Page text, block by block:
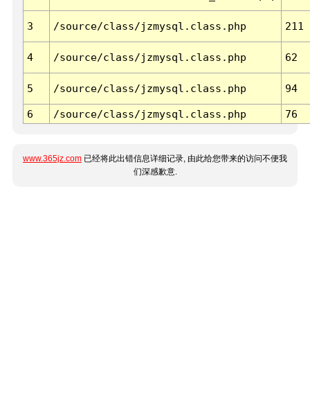
3 /source/class/jzmysql.class.php 211
4 /source/class/jzmysql.class.php 62
5 /source/class/jzmysql.class.php 94
6 /source/class/jzmysql.class.php 76
www.365jz.com 已经将此出错信息详细记录, 由此给您带来的访问不便我
们深感歉意.